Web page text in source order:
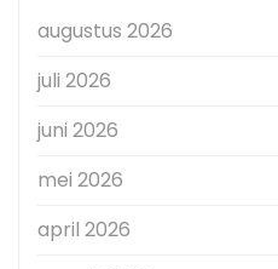
augustus 2026
juli 2026
juni 2026
mei 2026
april 2026